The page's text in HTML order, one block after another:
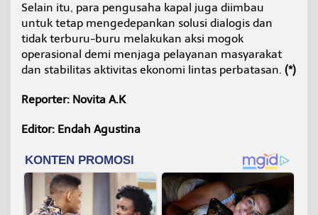
Selain itu, para pengusaha kapal juga diimbau
untuk tetap mengedepankan solusi dialogis dan
tidak terburu-buru melakukan aksi mogok
operasional demi menjaga pelayanan masyarakat
dan stabilitas aktivitas ekonomi lintas perbatasan. (*)
Reporter: Novita A.K
Editor: Endah Agustina